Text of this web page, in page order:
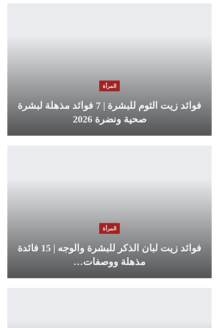
المرأة
فوائد زيت الثوم للبشرة | 7 فوائد مذهلة لبشرة
صحية ونضرة 2026
المرأة
فوائد زيت لبان الذكر للبشرة والوجه | 15 فائدة
مذهلة ووصفات…